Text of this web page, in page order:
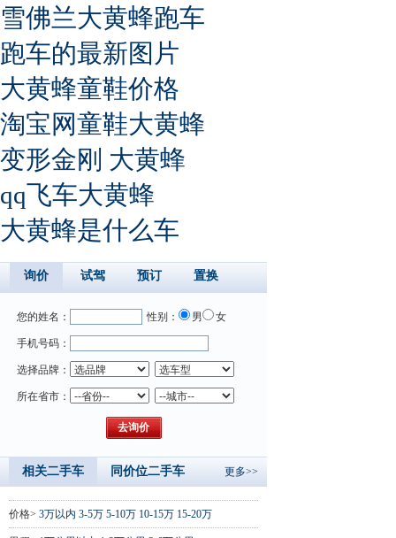
雪佛兰大黄蜂跑车
跑车的最新图片
大黄蜂童鞋价格
淘宝网童鞋大黄蜂
变形金刚 大黄蜂
qq飞车大黄蜂
大黄蜂是什么车
询价 试驾 预订 置换
您的姓名： 性别： 男 女
手机号码：
选择品牌：
所在省市：
相关二手车 同价位二手车 更多>>
价格> 3万以内 3-5万 5-10万 10-15万 15-20万